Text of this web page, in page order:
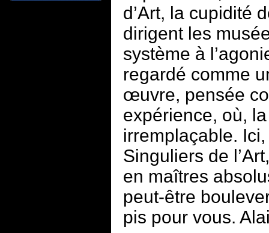
d’Art, la cupidité
dirigent les
système à
regardé comme
œuvre, pensée
expérience, où,
irremplaçable.
Singuliers de
en maîtres
peut-être
pis pour vous.